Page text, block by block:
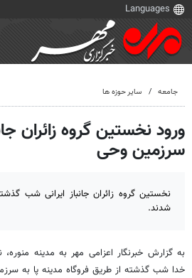
جامعه سایر حوزه ها
ورود نخستین گروه زائران
سرزمین وحی
نخستین گروه زائران جانباز ایرانی شب
شدند.
به گزارش خبرنگار اعزامی مهر به مدینه منوره،
خدا شب گذشته از طریق فروگاه مدینه پا به